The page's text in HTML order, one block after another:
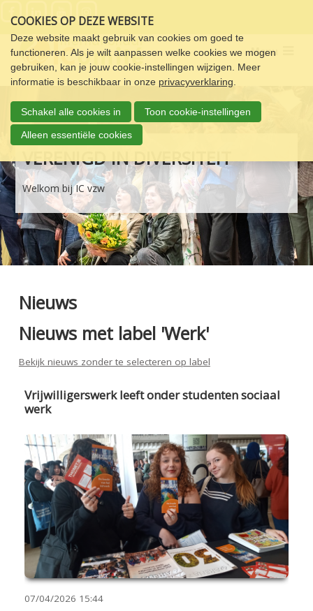
links
over
Spring
naar
de
navigatie
Spring
naar
de
inhoud
COOKIES OP DEZE WEBSITE
Deze website maakt gebruik van cookies om goed te
functioneren. Als je wilt aanpassen welke cookies we mogen
gebruiken, kan je jouw cookie-instellingen wijzigen. Meer
informatie is beschikbaar in onze privacyverklaring
Schakel alle cookies in Toon cookie-instellingen
Alleen essentiële cookies
Menu
VERENIGD IN DIVERSITEIT
Welkom bij IC vzw
Nieuws
Nieuws met label 'Werk'
Bekijk nieuws zonder te selecteren op label
Vrijwilligerswerk leeft onder studenten sociaal
werk
07/04/2026 15:44